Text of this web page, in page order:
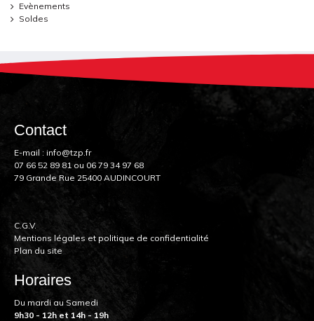
Evènements
Soldes
Contact
E-mail : info@tzp.fr
07 66 52 89 81 ou 06 79 34 97 68
79 Grande Rue 25400 AUDINCOURT
C.G.V.
Mentions légales et politique de confidentialité
Plan du site
Horaires
Du mardi au Samedi
9h30 - 12h et 14h - 19h